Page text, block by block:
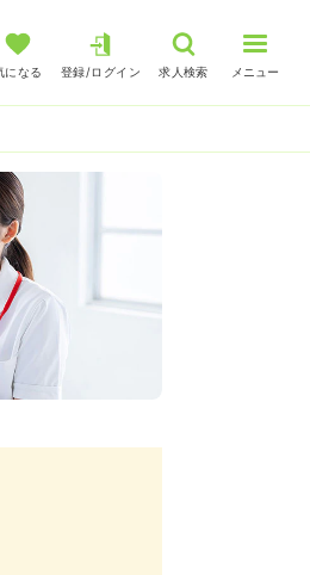
になる 登録/ログイン 求人検索 メニュー